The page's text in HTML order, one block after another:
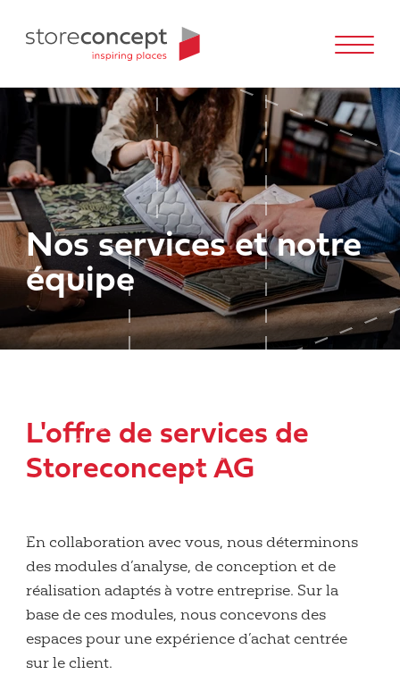
Nos services et notre
équipe
L'offre de services de
Storeconcept AG
En collaboration avec vous, nous déterminons
des modules d’analyse, de conception et de
réalisation adaptés à votre entreprise. Sur la
base de ces modules, nous concevons des
espaces pour une expérience d’achat centrée
sur le client.